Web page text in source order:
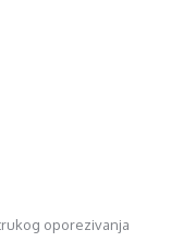
oporezivanja